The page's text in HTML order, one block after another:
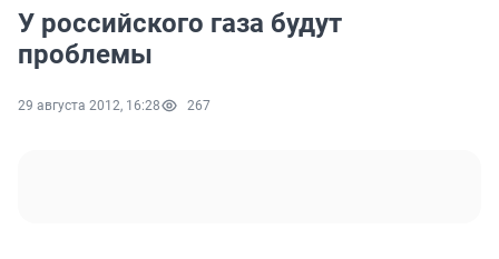
У российского газа будут
проблемы
29 августа 2012, 16:28 267